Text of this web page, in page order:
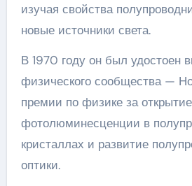
изучая свойства
новые источники света.
В 1970 году он был удостоен
физического сообщества —
премии по физике за открытие
фотолюминесценции в
кристаллах и развитие
оптики.